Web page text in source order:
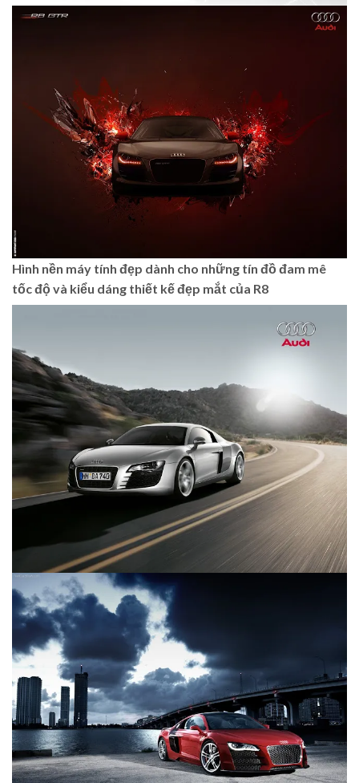
Hình nền máy tính đẹp dành cho những tín đồ đam mê
tốc độ và kiểu dáng thiết kế đẹp mắt của R8